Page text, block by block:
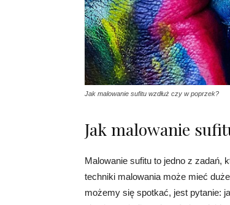
Jak malowanie sufitu wzdłuż czy w poprzek?
Jak malowanie
Malowanie sufitu to jedno z zadań,
techniki malowania może mieć
możemy się spotkać, jest pytanie: